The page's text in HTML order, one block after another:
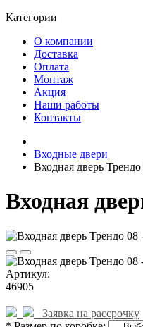
Категории
О компании
Доставка
Оплата
Монтаж
Акция
Наши работы
Контакты
Входные двери
Входная дверь
Входная
Артикул:
46905
Заявка на рассрочку